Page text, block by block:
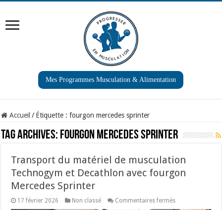
Mes Programmes Musculation & Alimentation
Accueil / Étiquette :fourgon mercedes sprinter
Tag Archives: fourgon mercedes sprinter
Transport du matériel de musculation
Technogym et Decathlon avec fourgon
Mercedes Sprinter
17 février 2026 Non classé Commentaires ferméssur